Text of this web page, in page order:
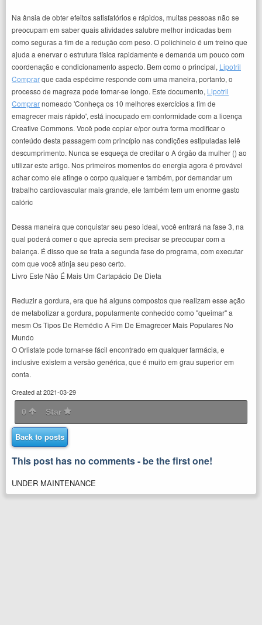
Na ânsia de obter efeitos satisfatórios e rápidos, muitas pessoas não se
preocupam em saber quais atividades salubre melhor indicadas bem
como seguras a fim de a redução com peso. O polichinelo é um treino que
ajuda a enervar o estrutura física rapidamente e demanda um pouco com
coordenação e condicionamento aspecto. Bem como o principal, Lipotril
Comprarque cada espécime responde com uma maneira, portanto, o
processo de magreza pode tornar-se longo. Este documento, Lipotril
Comprarnomeado 'Conheça os 10 melhores exercícios a fim de
emagrecer mais rápido', está inocupado em conformidade com a licença
Creative Commons. Você pode copiar e/por outra forma modificar o
conteúdo desta passagem com princípio nas condições estipuladas lelê
descumprimento. Nunca se esqueça de creditar o A órgão da mulher () ao
utilizar este artigo. Nos primeiros momentos do energia agora é provável
achar como ele atinge o corpo qualquer e também, por demandar um
trabalho cardiovascular mais grande, ele também tem um enorme gasto
calóric
Dessa maneira que conquistar seu peso ideal, você entrará na fase 3, na
qual poderá comer o que aprecia sem precisar se preocupar com a
balança. É disso que se trata a segunda fase do programa, com executar
com que você atinja seu peso certo.
Livro Este Não É Mais Um Cartapácio De Dieta
Reduzir a gordura, era que há alguns compostos que realizam esse ação
de metabolizar a gordura, popularmente conhecido como "queimar" a
mesm Os Tipos De Remédio A Fim De Emagrecer Mais Populares No
Mundo
O Orlistate pode tornar-se fácil encontrado em qualquer farmácia, e
inclusive existem a versão genérica, que é muito em grau superior em
conta.
Created at 2021-03-29
0 Star
Back to posts
This post has no comments - be the first one!
UNDER MAINTENANCE